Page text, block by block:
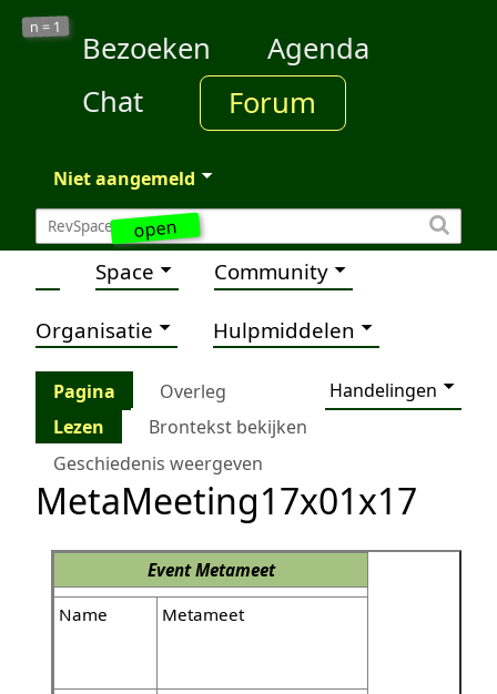
open
n = 1
Bezoeken
Agenda
Chat
Forum
Niet aangemeld
Space Community
Organisatie Hulpmiddelen
Pagina Overleg
Handelingen
Lezen
Brontekst bekijken
Geschiedenis weergeven
MetaMeeting17x01x17
EventMetameet
Name
Metameet